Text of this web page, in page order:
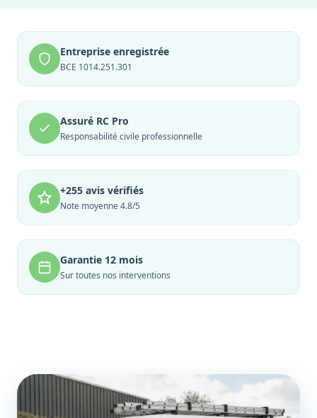
Entreprise enregistrée
BCE 1014.251.301
Assuré RC Pro
Responsabilité civile professionnelle
+255 avis vérifiés
Note moyenne 4.8/5
Garantie 12 mois
Sur toutes nos interventions